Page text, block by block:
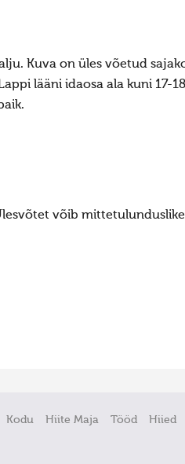
Kuva on üles võetud
lääni idaosa ala kuni 17-
võib
Kodu Hiite Maja Tööd Hiied